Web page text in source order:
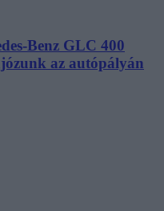
Benz GLC 400
az autópályán